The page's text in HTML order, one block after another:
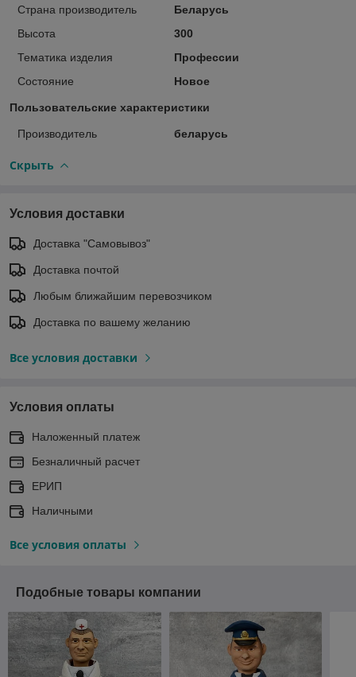
Страна производитель
Беларусь
Высота
300
Тематика изделия
Профессии
Состояние
Новое
Пользовательские характеристики
Производитель беларусь
Скрыть
Условия доставки
Доставка "Самовывоз"
Доставка почтой
Любым ближайшим перевозчиком
Доставка по вашему желанию
Все условия доставки
Условия оплаты
Наложенный платеж
Безналичный расчет
ЕРИП
Наличными
Все условия оплаты
Подобные товары компании